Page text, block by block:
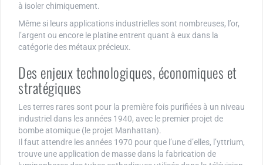
à isoler chimiquement.
Même si leurs applications industrielles sont nombreuses, l’or,
l’argent ou encore le platine entrent quant à eux dans la
catégorie des métaux précieux.
Des enjeux technologiques, économiques et
stratégiques
Les terres rares sont pour la première fois purifiées à un niveau
industriel dans les années 1940, avec le premier projet de
bombe atomique (le projet Manhattan).
Il faut attendre les années 1970 pour que l’une d’elles, l’yttrium,
trouve une application de masse dans la fabrication de